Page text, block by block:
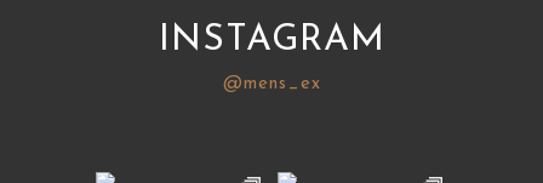
INSTAGRAM
@mens_ex